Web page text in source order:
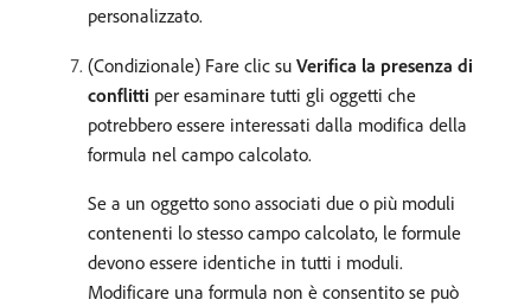
personalizzato.
(Condizionale) Fare clic su Verifica la presenza di
conflitti per esaminare tutti gli oggetti che
potrebbero essere interessati dalla modifica della
formula nel campo calcolato.
Se a un oggetto sono associati due o più moduli
contenenti lo stesso campo calcolato, le formule
devono essere identiche in tutti i moduli.
Modificare una formula non è consentito se può